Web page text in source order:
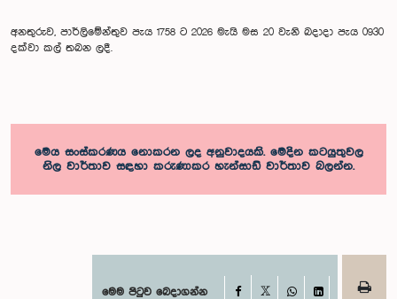
අනතුරුව, පාර්ලිමේන්තුව පැය 1758 ට 2026 මැයි මස 20 වැනි බදාදා පැය 0930
දක්වා කල් තබන ලදී.
මෙය සංස්කරණය නොකරන ලද අනුවාදයකි. මෙදින කටයුතුවල
නිල වාර්තාව සඳහා කරුණාකර හැන්සාඩ් වාර්තාව බලන්න.
මෙම පිටුව බෙදාගන්න Facebook